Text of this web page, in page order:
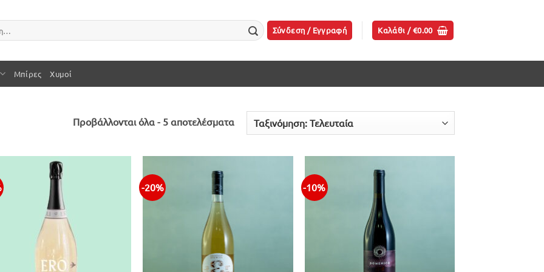
Σύνδεση / Εγγραφή Καλάθι /€0.00
Μπίρες Χυμοί
Προβάλλονται όλα - 5 αποτελέσματαSorted
-20% -10%